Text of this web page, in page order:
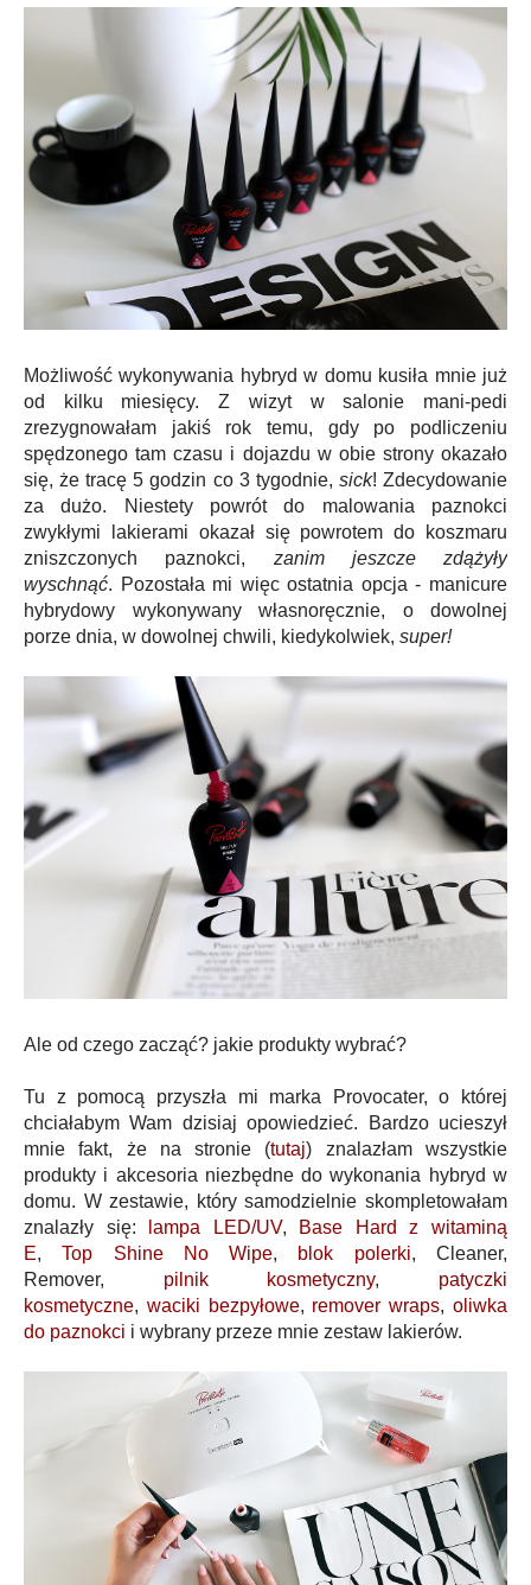
Możliwość wykonywania hybryd w domu kusiła mnie już
od kilku miesięcy. Z wizyt w salonie mani-pedi
zrezygnowałam jakiś rok temu, gdy po podliczeniu
spędzonego tam czasu i dojazdu w obie strony okazało
się, że tracę 5 godzin co 3 tygodnie, sick! Zdecydowanie
za dużo. Niestety powrót do malowania paznokci
zwykłymi lakierami okazał się powrotem do koszmaru
zniszczonych paznokci, zanim jeszcze zdążyły
wyschnąć. Pozostała mi więc ostatnia opcja - manicure
hybrydowy wykonywany własnoręcznie, o dowolnej
porze dnia, w dowolnej chwili, kiedykolwiek, super!
Ale od czego zacząć? jakie produkty wybrać?
Tu z pomocą przyszła mi marka Provocater, o której
chciałabym Wam dzisiaj opowiedzieć. Bardzo ucieszył
mnie fakt, że na stronie (tutaj) znalazłam wszystkie
produkty i akcesoria niezbędne do wykonania hybryd w
domu. W zestawie, który samodzielnie skompletowałam
znalazły się:
lampa LED/UV, Base Hard z witaminą
E,Top Shine No Wipe, blok polerki, Cleaner,
Remover, pilnik kosmetyczny, patyczki
kosmetyczne, waciki bezpyłowe, remover wraps,oliwka
do paznokci i wybrany przeze mnie zestaw lakierów.